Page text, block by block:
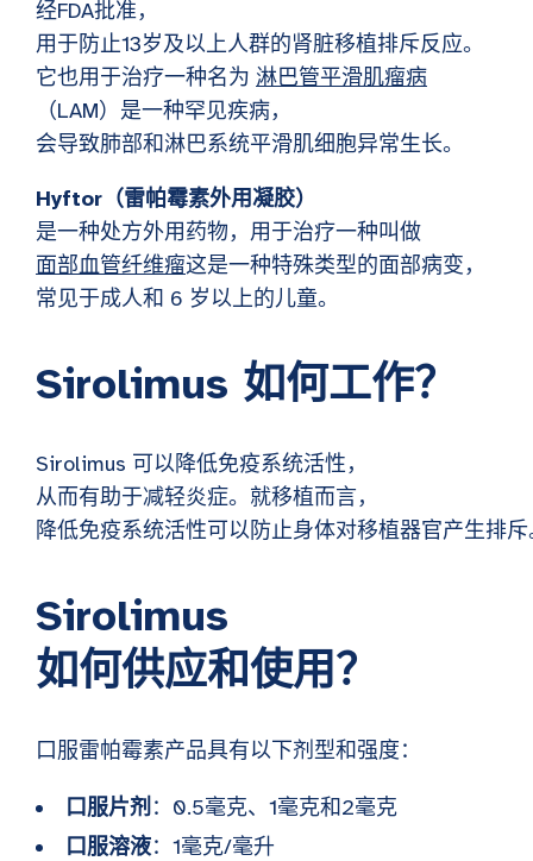
经FDA批准，
用于防止13岁及以上人群的肾脏移植排斥反应。
它也用于治疗一种名为 淋巴管平滑肌瘤病
（LAM）是一种罕见疾病，
会导致肺部和淋巴系统平滑肌细胞异常生长。
Hyftor（雷帕霉素外用凝胶）
是一种处方外用药物，用于治疗一种叫做
面部血管纤维瘤这是一种特殊类型的面部病变，
常见于成人和 6 岁以上的儿童。
Sirolimus 如何工作？
Sirolimus 可以降低免疫系统活性，
从而有助于减轻炎症。就移植而言，
降低免疫系统活性可以防止身体对移植器官产生排
Sirolimus
如何供应和使用？
口服雷帕霉素产品具有以下剂型和强度：
口服片剂 ：0.5毫克、1毫克和2毫克
口服溶液：1毫克/毫升